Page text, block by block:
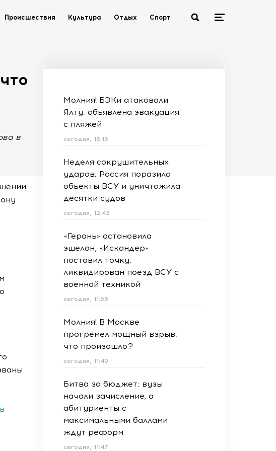
Происшествия Культура Отдых Спорт
в
Молния! БЭКи атаковали
Ялту: объявлена эвакуация
с пляжей
сегодня, 13:13
Неделя сокрушительных
ударов: Россия поразила
объекты ВСУ и уничтожила
десятки судов
сегодня, 12:43
«Герань» остановила
эшелон, «Искандер»
поставил точку:
ликвидирован поезд ВСУ с
военной техникой
сегодня, 11:56
Молния! В Москве
прогремел мощный взрыв:
что произошло?
сегодня, 11:49
Битва за бюджет: вузы
начали зачисление, а
абитуриенты с
максимальными баллами
ждут реформ
сегодня, 11:47